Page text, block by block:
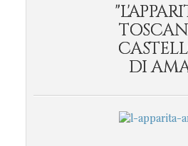
DI